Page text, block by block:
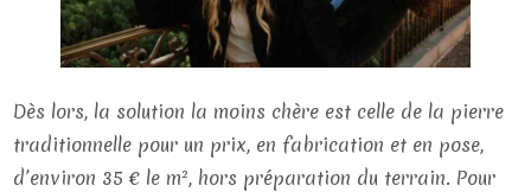
Dès lors, la solution la moins chère est celle de la pierre
traditionnelle pour un prix, en fabrication et en pose,
d’environ 35 € le m², hors préparation du terrain. Pour